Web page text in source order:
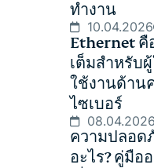
ทำงาน
10.04.2026
Ethernet คื
เต็มสำหรับ
ใช้งานด้าน
ไซเบอร์
08.04.2026
ความปลอด
อะไร? คู่มือ